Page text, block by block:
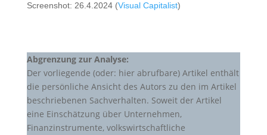
Screenshot: 26.4.2024 (Visual Capitalist)
Abgrenzung zur Analyse:
Der vorliegende (oder: hier abrufbare) Artikel enthält
die persönliche Ansicht des Autors zu den im Artikel
beschriebenen Sachverhalten. Soweit der Artikel
eine Einschätzung über Unternehmen,
Finanzinstrumente, volkswirtschaftliche